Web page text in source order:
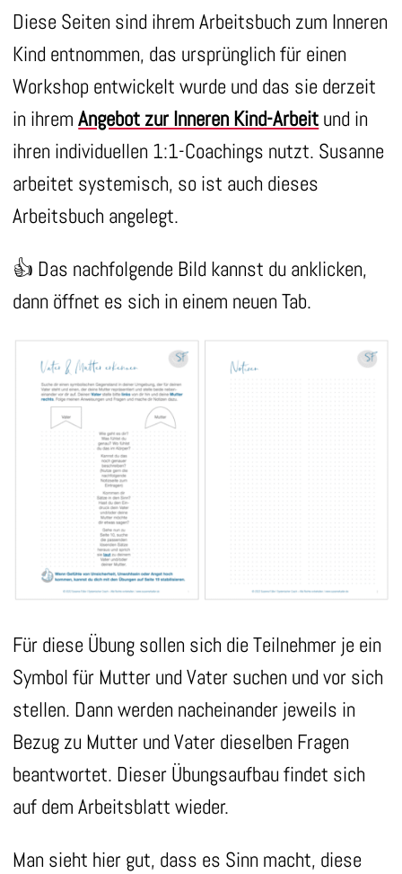
Diese Seiten sind ihrem Arbeitsbuch zum Inneren
Kind entnommen, das ursprünglich für einen
Workshop entwickelt wurde und das sie derzeit
in ihremAngebot zur Inneren Kind-Arbeit und in
ihren individuellen 1:1-Coachings nutzt. Susanne
arbeitet systemisch, so ist auch dieses
Arbeitsbuch angelegt.
👍 Das nachfolgende Bild kannst du anklicken,
dann öffnet es sich in einem neuen Tab.
Für diese Übung sollen sich die Teilnehmer je ein
Symbol für Mutter und Vater suchen und vor sich
stellen. Dann werden nacheinander jeweils in
Bezug zu Mutter und Vater dieselben Fragen
beantwortet. Dieser Übungsaufbau findet sich
auf dem Arbeitsblatt wieder.
Man sieht hier gut, dass es Sinn macht, diese